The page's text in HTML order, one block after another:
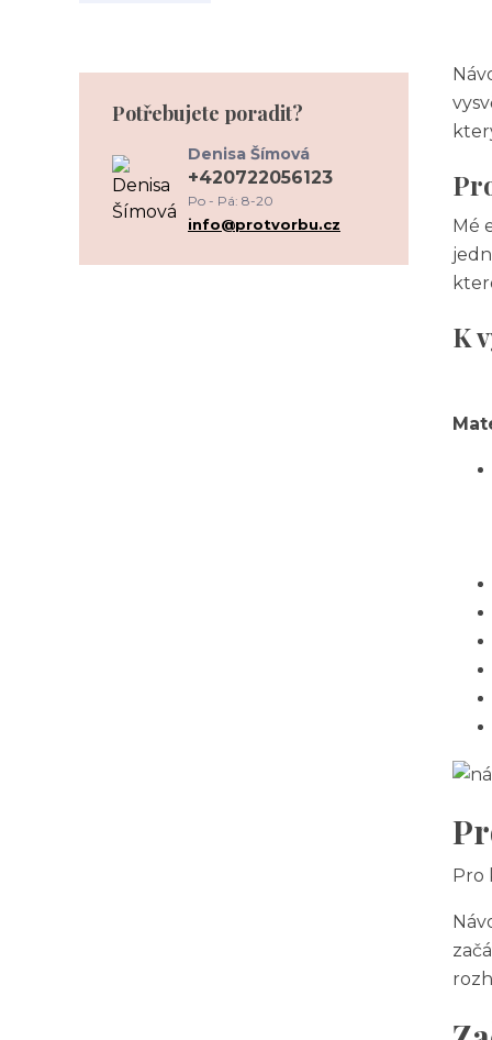
Potřebujete poradit?
Denisa Šímová
+420722056123
Po - Pá: 8-20
info@protvorbu.cz
Mé
K
Pro